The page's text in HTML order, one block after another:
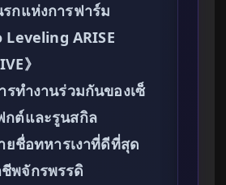
กแห่งการฟาร์ม
Leveling ARISE
》
รทำงานร่วมกันของเซ็
กต์และรูนสกิล
ยชื่อทหารเงาที่ดีที่สุด
พจักรพรรดิ